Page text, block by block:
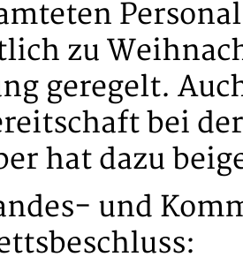
zu
geregelt.
bei
hat dazu
und